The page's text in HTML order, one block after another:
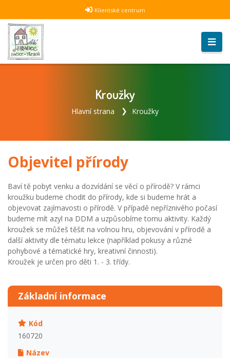
Klientské centrum
Kroužky
Hlavní strana Kroužky
Objevitel přírody
Baví tě pobyt venku a dozvídání se věcí o přírodě? V rámci
kroužku budeme chodit do přírody, kde si budeme hrát a
objevovat zajímavosti o přírodě. V případě nepříznivého počasí
budeme mít azyl na DDM a uzpůsobíme tomu aktivity. Každý
kroužek se můžeš těšit na volnou hru, objevování v přírodě a
další aktivity dle tématu lekce (například pokusy a různé
pohybové a tématické hry, kreativní činnosti).
Kroužek je určen pro děti 1. - 3. třídy.
Základní informace
Kód
160720
Název